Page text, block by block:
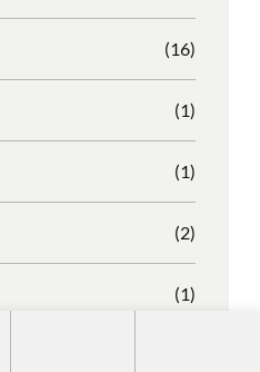
(16)
(1)
(1)
(2)
(1)